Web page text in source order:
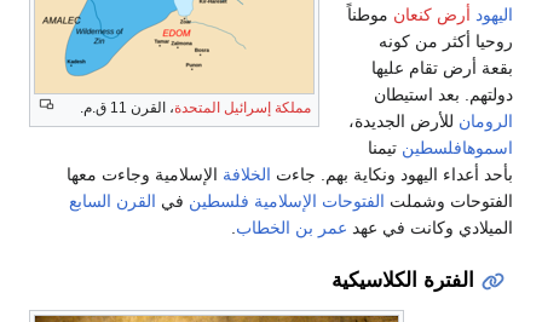
مملكة إسرائيل المتحدة، القرن 11 ق.م.
أرض كنعانموطناً
أكثر من كونه
أرض تقام عليها
بعد استيطان
للأرض الجديدة،
تيمنا
أعداء اليهود ونكاية بهم. جاءتالخلافةالإسلامية وجاءت معها
وشملتالفتوحات الإسلامية فلسطينفي القرن السابع
وكانت في عهد عمر بن الخطاب.
الفترة الكلاسيكية